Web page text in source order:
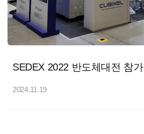
SEDEX 2022 반도체대전 참가
2024.11.19